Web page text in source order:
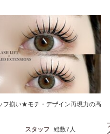
フ揃い★モチ・デザイン再現力の高
スタッフ 総数7人